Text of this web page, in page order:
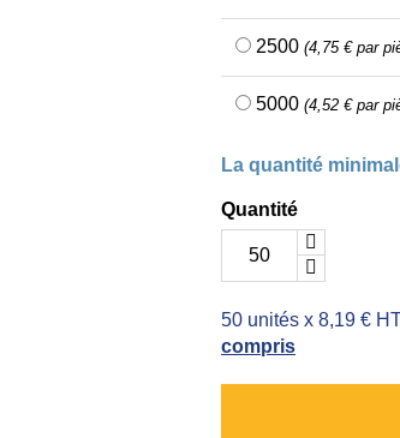
2500(4,75 € par
5000(4,52 € par
La quantité
Quantité
50 unités x 8,19 €
compris